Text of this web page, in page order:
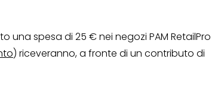
spesa di 25 € nei negozi PAM RetailPro
) riceveranno, a fronte di un contributo di